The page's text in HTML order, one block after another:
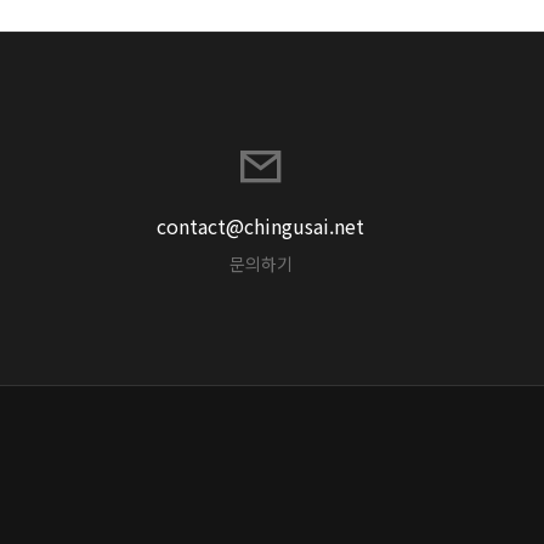
contact@chingusai.net
문의하기